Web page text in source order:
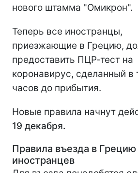
нового штамма "Омикрон".
Теперь все иностранцы,
приезжающие в Грецию,
предоставить ПЦР-тест на
коронавирус, сделанный в
часов до прибытия.
Новые правила начнут
19 декабря.
Правила въезда в Грецию
иностранцев